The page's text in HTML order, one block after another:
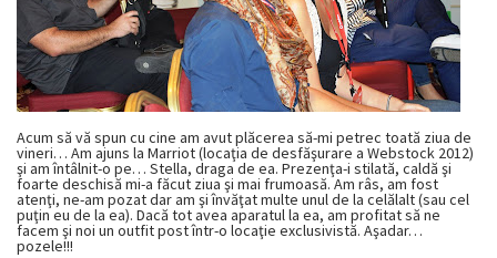
Acum să vă spun cu cine am avut plăcerea să-mi petrec toată ziua de
vineri… Am ajuns la Marriot (locaţia de desfăşurare a Webstock 2012)
şi am întâlnit-o pe… Stella, draga de ea. Prezenţa-i stilată, caldă şi
foarte deschisă mi-a făcut ziua şi mai frumoasă. Am râs, am fost
atenţi, ne-am pozat dar am şi învăţat multe unul de la celălalt (sau cel
puţin eu de la ea). Dacă tot avea aparatul la ea, am profitat să ne
facem şi noi un outfit post într-o locaţie exclusivistă. Aşadar…
pozele!!!